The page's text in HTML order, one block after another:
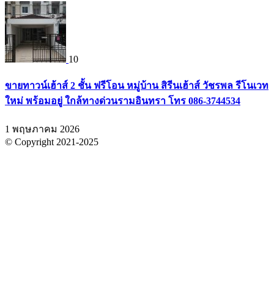
10
ขายทาวน์เฮ้าส์ 2 ชั้น ฟรีโอน หมู่บ้าน สิรีนเฮ้าส์ วัชรพล รีโนเวท
ใหม่ พร้อมอยู่ ใกล้ทางด่วนรามอินทรา โทร 086-3744534
1 พฤษภาคม 2026
© Copyright 2021-2025